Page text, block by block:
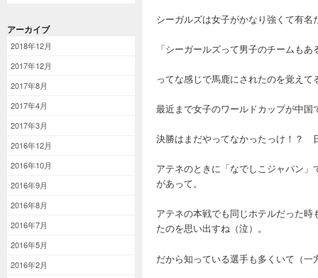
アーカイブ
2018年12月
2017年12月
2017年8月
2017年4月
2017年3月
2016年12月
2016年10月
2016年9月
2016年8月
2016年7月
2016年5月
2016年2月
シーガルズは女子がかなり強くて有
「シーガールズって男子のチームもあ
ってな感じで馬鹿にされたのを覚え
最近まで女子のワールドカップが中国
決勝はまだやってなかったっけ！？
アテネのときに「なでしこジャパン
があって。
アテネの本戦でも同じホテルだった
たのを思い出すね（泣）。
だから知っている選手も多くいて（